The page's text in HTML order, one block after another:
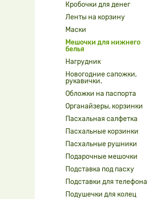
Кробочки для денег
Ленты на корзину
Маски
Мешочки для нижнего
белья
Нагрудник
Новогодние сапожки,
рукавички.
Обложки на паспорта
Органайзеры, корзинки
Пасхальная салфетка
Пасхальные корзинки
Пасхальные рушники
Подарочные мешочки
Подставка под пасху
Подставки для телефона
Подушечки для колец